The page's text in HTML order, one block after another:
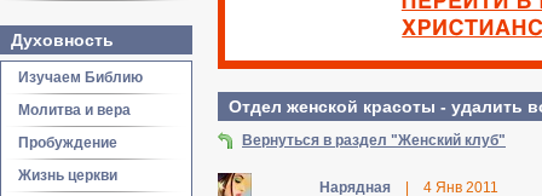
Духовность
Изучаем Библию
Молитва и вера
Пробуждение
Жизнь церкви
Отдел женской красоты - удалить
Вернуться в раздел "Женский клуб"
Нарядная 4 Янв 2011